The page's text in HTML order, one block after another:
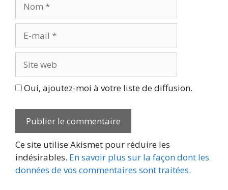
mail
web
Oui, ajoutez-moi à votre liste de diffusion.
Ce site utilise Akismet pour réduire les
indésirables. En savoir plus sur la façon dont les
données de vos commentaires sont traitées.